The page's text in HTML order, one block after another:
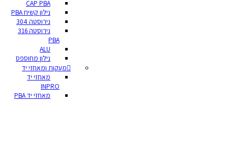
CAP PBA
נילון קשיח PBA
נירוסטה 304
נירוסטה 316
PBA
ALU
נילון מחוספס
מעקות ומאחזי יד
מאחזי יד
INPRO
מאחזי יד PBA